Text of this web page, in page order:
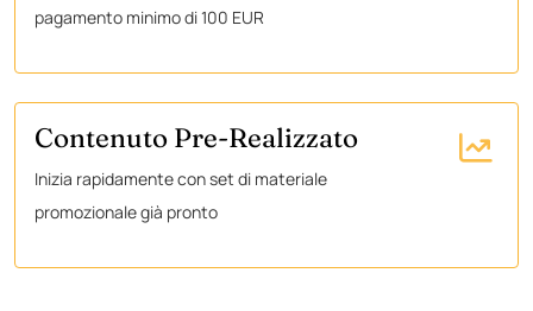
pagamento minimo di 100 EUR
Contenuto Pre-Realizzato
Inizia rapidamente con set di materiale
promozionale già pronto